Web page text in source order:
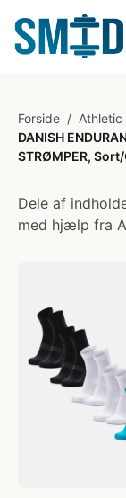
Forside / Athletic
DANISH
STRØMPER,
Dele af
med hjælp fra